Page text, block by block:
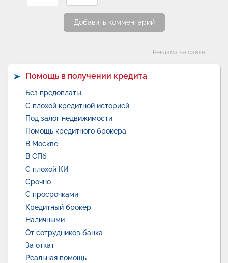
Добавить комментарий
Реклама на сайте
Помощь в получении кредита
Без предоплаты
С плохой кредитной историей
Под залог недвижимости
Помощь кредитного брокера
В Москве
В СПб
С плохой КИ
Срочно
С просрочками
Кредитный брокер
Наличными
От сотрудников банка
За откат
Реальная помощь